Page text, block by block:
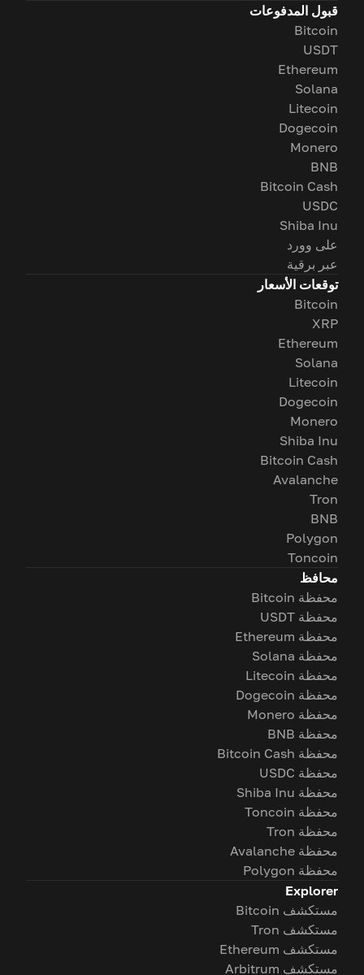
قبول المدفوعات
Bitcoin
USDT
Ethereum
Solana
Litecoin
Dogecoin
Monero
BNB
Bitcoin Cash
USDC
Shiba Inu
على وورد
عبر برقية
توقعات الأسعار
Bitcoin
XRP
Ethereum
Solana
Litecoin
Dogecoin
Monero
Shiba Inu
Bitcoin Cash
Avalanche
Tron
BNB
Polygon
Toncoin
محافظ
محفظة Bitcoin
محفظة USDT
محفظة Ethereum
محفظة Solana
محفظة Litecoin
محفظة Dogecoin
محفظة Monero
محفظة BNB
محفظة Bitcoin Cash
محفظة USDC
محفظة Shiba Inu
محفظة Toncoin
محفظة Tron
محفظة Avalanche
محفظة Polygon
Explorer
مستكشف Bitcoin
مستكشف Tron
مستكشف Ethereum
مستكشف Arbitrum